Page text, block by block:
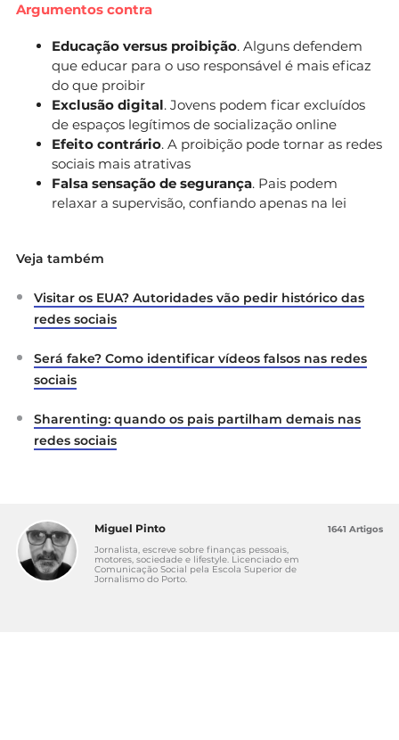
Argumentos contra
Educação versus proibição. Alguns defendem
que educar para o uso responsável é mais eficaz
do que proibir
Exclusão digital. Jovens podem ficar excluídos
de espaços legítimos de socialização online
Efeito contrário. A proibição pode tornar as redes
sociais mais atrativas
Falsa sensação de segurança. Pais podem
relaxar a supervisão, confiando apenas na lei
Veja também
Visitar os EUA? Autoridades vão pedir histórico das
redes sociais
Será fake? Como identificar vídeos falsos nas redes
sociais
Sharenting: quando os pais partilham demais nas
redes sociais
Miguel Pinto
Jornalista, escreve sobre finanças pessoais,
motores, sociedade e lifestyle. Licenciado em
Comunicação Social pela Escola Superior de
Jornalismo do Porto.
1641 Artigos